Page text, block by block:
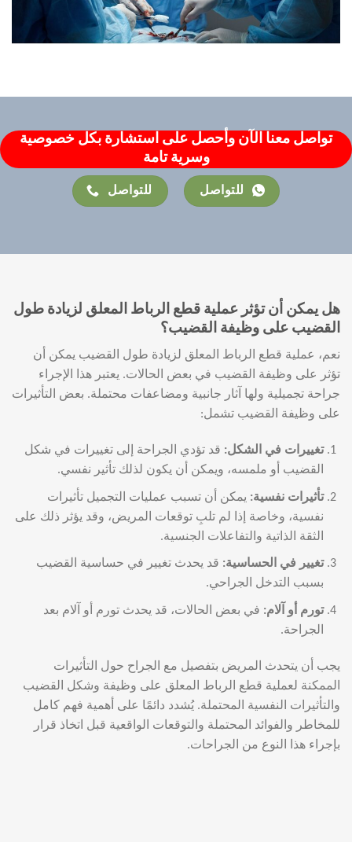
تواصل معنا الآن وأحصل على استشارة بكل خصوصية
وسرية تامة
للتواصل للتواصل
هل يمكن أن تؤثر عملية قطع الرباط المعلق لزيادة طول
القضيب على وظيفة القضيب؟
نعم، عملية قطع الرباط المعلق لزيادة طول القضيب يمكن أن
تؤثر على وظيفة القضيب في بعض الحالات. يعتبر هذا الإجراء
جراحة تجميلية ولها آثار جانبية ومضاعفات محتملة. بعض التأثيرات
على وظيفة القضيب تشمل:
تغييرات في الشكل: قد تؤدي الجراحة إلى تغييرات في شكل
القضيب أو ملمسه، ويمكن أن يكون لذلك تأثير نفسي.
تأثيرات نفسية: يمكن أن تسبب عمليات التجميل تأثيرات
نفسية، وخاصة إذا لم تلبِ توقعات المريض، وقد يؤثر ذلك على
الثقة الذاتية والتفاعلات الجنسية.
تغيير في الحساسية: قد يحدث تغيير في حساسية القضيب
بسبب التدخل الجراحي.
تورم أو آلام: في بعض الحالات، قد يحدث تورم أو آلام بعد
الجراحة.
يجب أن يتحدث المريض بتفصيل مع الجراح حول التأثيرات
الممكنة لعملية قطع الرباط المعلق على وظيفة وشكل القضيب
والتأثيرات النفسية المحتملة. يُشدد دائمًا على أهمية فهم كامل
للمخاطر والفوائد المحتملة والتوقعات الواقعية قبل اتخاذ قرار
بإجراء هذا النوع من الجراحات.